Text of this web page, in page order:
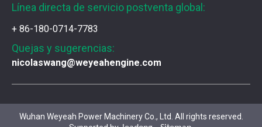
Línea directa de servicio postventa global:
+ 86-180-0714-7783
Quejas y sugerencias:
nicolaswang@weyeahengine.com
Wuhan Weyeah Power Machinery Co., Ltd. All rights reserved.